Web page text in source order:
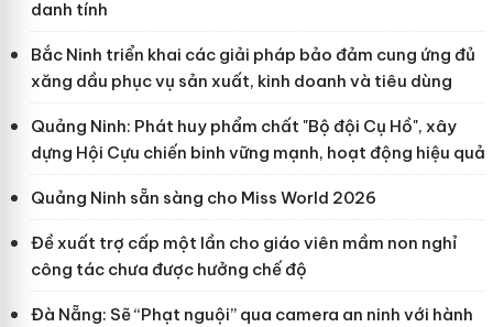
danh tính
Bắc Ninh triển khai các giải pháp bảo đảm cung ứng đủ
xăng dầu phục vụ sản xuất, kinh doanh và tiêu dùng
Quảng Ninh: Phát huy phẩm chất "Bộ đội Cụ Hồ", xây
dựng Hội Cựu chiến binh vững mạnh, hoạt động hiệu quả
Quảng Ninh sẵn sàng cho Miss World 2026
Đề xuất trợ cấp một lần cho giáo viên mầm non nghỉ
công tác chưa được hưởng chế độ
Đà Nẵng: Sẽ “Phạt nguội” qua camera an ninh với hành